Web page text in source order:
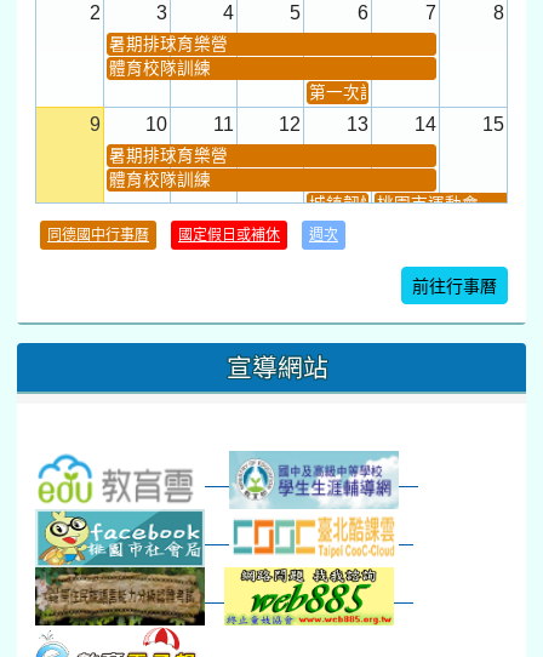
2 3 4 5 6 7 8
暑期排球育樂營
體育校隊訓練
第一次課發會 (12:30~)
9 10 11 12 13 14 15
暑期排球育樂營
體育校隊訓練
城鎮韌性(防空)演習
桃園市運動會
暑期體育育樂營結束
21 22
桃園市運動會
數感實驗夏令營(整天)
新生智力測驗補測(...
下午-新進教師研習
教師備課會議
新生訓練(整天)新生訓練(~12:00)
下午-校務會議14:00-
八九年級返校8-9
防災演練工作分配及...
30 31 2 3
本週_健康檢查週各班器材負責人訓練
發放班級書箱及晨讀...
技藝教育學程說明會...
12:30幹部訓練七年級新生健檢
本週_友善校園週收學生證、換補教科...
同德國中行事曆 國定假日或補休 週次
前往行事曆
宣導網站